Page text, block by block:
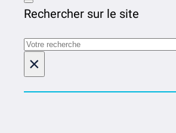
Rechercher sur le site
Rechercher
×